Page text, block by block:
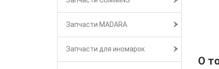
Запчасти MADARA
Запчасти для иномарок
О